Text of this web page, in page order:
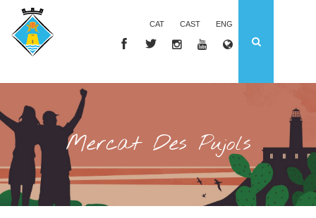
CAT CAST ENG
Mercat Des Pujols